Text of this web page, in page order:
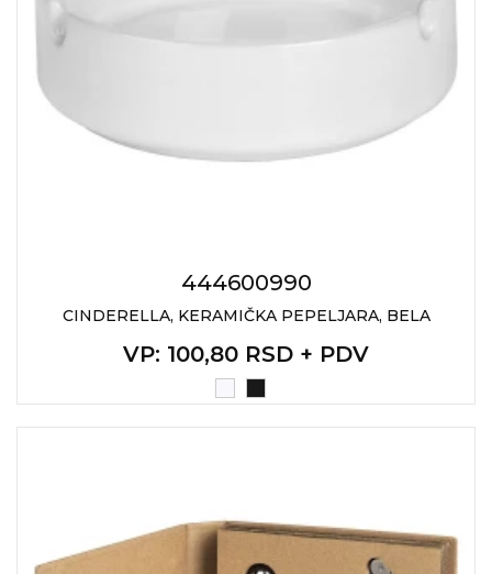
444600990
CINDERELLA, KERAMIČKA PEPELJARA, BELA
VP: 100,80 RSD + PDV